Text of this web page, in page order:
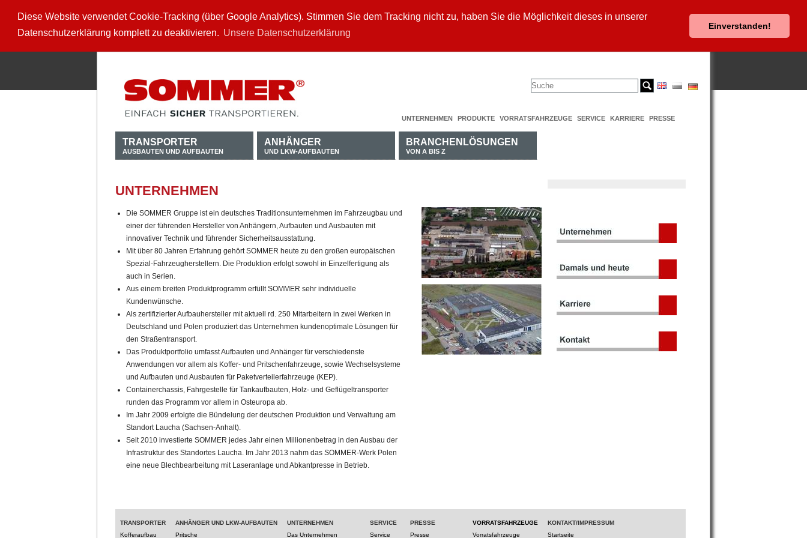
Diese Website verwendet Cookie-Tracking (über Google Analytics). Stimmen Sie dem Tracking nicht zu, haben Sie die Möglichkeit dieses in unserer
Datenschutzerklärung komplett zu deaktivieren. Unsere Datenschutzerklärung
Einverstanden!
UNTERNEHMEN PRODUKTE VORRATSFAHRZEUGE SERVICE KARRIERE PRESSE
TRANSPORTER
AUSBAUTEN UND AUFBAUTEN
ANHÄNGER
UND LKW-AUFBAUTEN
BRANCHENLÖSUNGEN
VON A BIS Z
UNTERNEHMEN
Die SOMMER Gruppe ist ein deutsches Traditionsunternehmen im Fahrzeugbau und
einer der führenden Hersteller von Anhängern, Aufbauten und Ausbauten mit
innovativer Technik und führender Sicherheitsausstattung.
Mit über 80 Jahren Erfahrung gehört SOMMER heute zu den großen europäischen
Spezial-Fahrzeugherstellern. Die Produktion erfolgt sowohl in Einzelfertigung als
auch in Serien.
Aus einem breiten Produktprogramm erfüllt SOMMER sehr individuelle
Kundenwünsche.
Als zertifizierter Aufbauhersteller mit aktuell rd. 250 Mitarbeitern in zwei Werken in
Deutschland und Polen produziert das Unternehmen kundenoptimale Lösungen für
den Straßentransport.
Das Produktportfolio umfasst Aufbauten und Anhänger für verschiedenste
Anwendungen vor allem als Koffer- und Pritschenfahrzeuge, sowie Wechselsysteme
und Aufbauten und Ausbauten für Paketverteilerfahrzeuge (KEP).
Containerchassis, Fahrgestelle für Tankaufbauten, Holz- und Geflügeltransporter
runden das Programm vor allem in Osteuropa ab.
Im Jahr 2009 erfolgte die Bündelung der deutschen Produktion und Verwaltung am
Standort Laucha (Sachsen-Anhalt).
Seit 2010 investierte SOMMER jedes Jahr einen Millionenbetrag in den Ausbau der
Infrastruktur des Standortes Laucha. Im Jahr 2013 nahm das SOMMER-Werk Polen
eine neue Blechbearbeitung mit Laseranlage und Abkantpresse in Betrieb.
TRANSPORTER
Kofferaufbau
ANHÄNGER UND LKW-AUFBAUTEN
Pritsche
UNTERNEHMEN
Das Unternehmen
SERVICE
Service
PRESSE
Presse
VORRATSFAHRZEUGE
Vorratsfahrzeuge
KONTAKT/IMPRESSUM
Startseite